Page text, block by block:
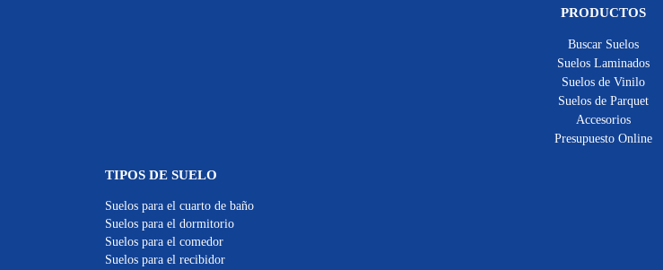
PRODUCTOS
Buscar Suelos
Suelos Laminados
Suelos de Vinilo
Suelos de Parquet
Accesorios
Presupuesto Online
TIPOS DE SUELO
Suelos para el cuarto de baño
Suelos para el dormitorio
Suelos para el comedor
Suelos para el recibidor